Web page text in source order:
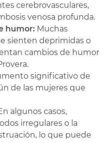
cerebrovasculares,
venosa profunda.
humor: Muchas
sienten deprimidas o
cambios de humor
significativo de
de las mujeres que
algunos casos,
irregulares o la
lo que puede